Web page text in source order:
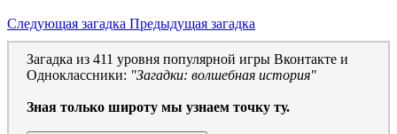
Следующая загадка Предыдущая загадка
Загадка из 411 уровня популярной игры Вконтакте и
Одноклассники: "Загадки: волшебная история"
Зная только широту мы узнаем точку ту.